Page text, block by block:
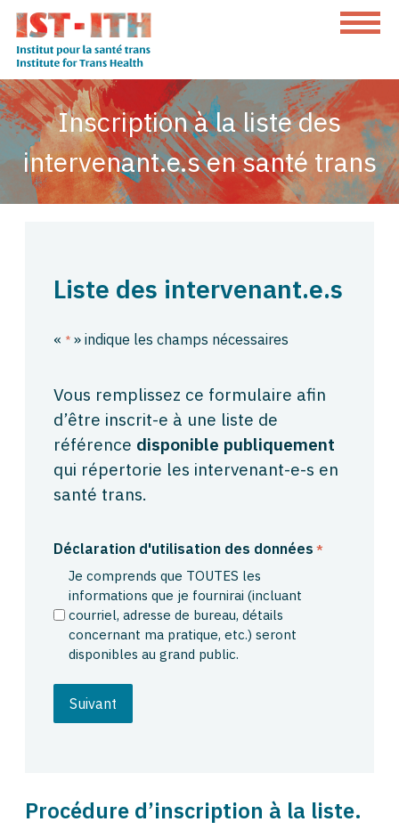
Skip
content
L'institut
pour
la
santé
trans
Inscription à la liste des
intervenant.e.s en santé trans
Liste des intervenant.e.s
« * » indique les champs nécessaires
Vous remplissez ce formulaire afin
d’être inscrit-e à une liste de
référence disponible publiquement
qui répertorie les intervenant-e-s en
santé trans.
Déclaration d'utilisation des données *
Je comprends que TOUTES les
informations que je fournirai (incluant
courriel, adresse de bureau, détails
concernant ma pratique, etc.) seront
disponibles au grand public.
Procédure d’inscription à la liste.